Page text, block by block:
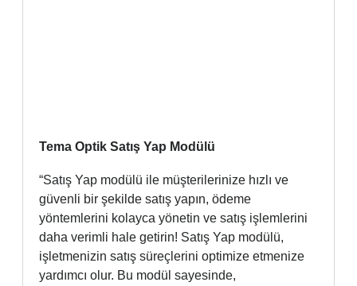
Tema Optik Satış Yap Modülü
“Satış Yap modülü ile müşterilerinize hızlı ve
güvenli bir şekilde satış yapın, ödeme
yöntemlerini kolayca yönetin ve satış işlemlerini
daha verimli hale getirin! Satış Yap modülü,
işletmenizin satış süreçlerini optimize etmenize
yardımcı olur. Bu modül sayesinde,